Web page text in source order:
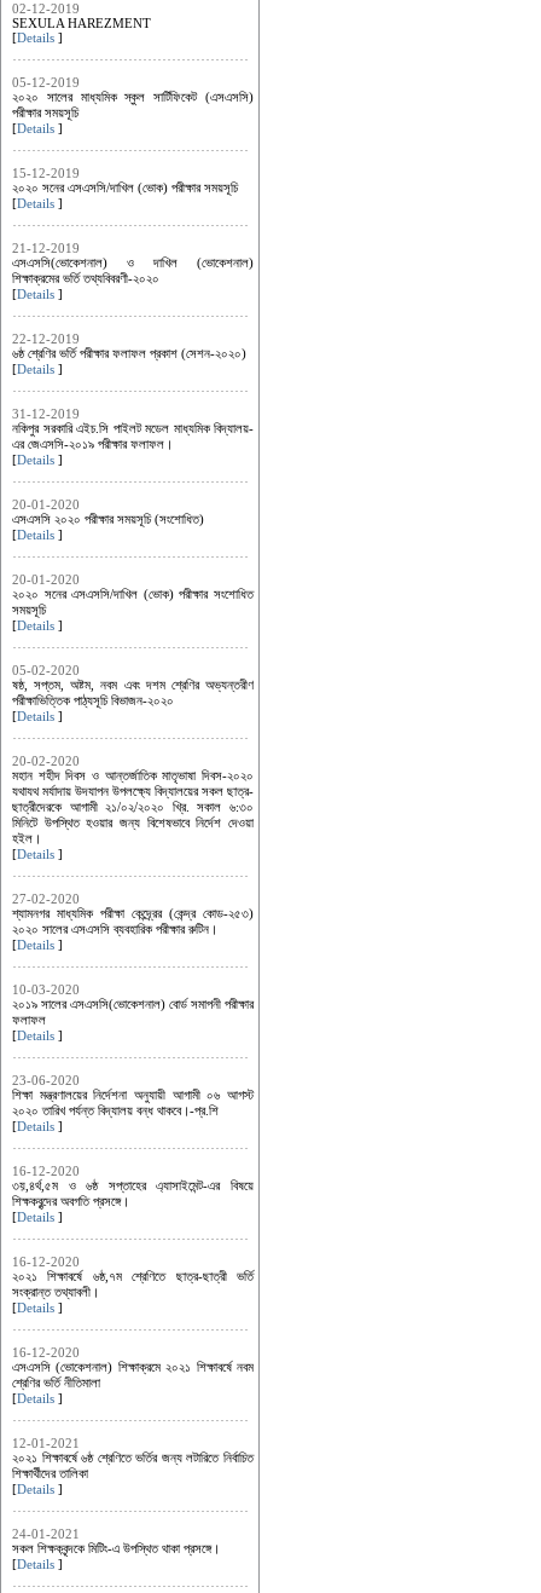
02-12-2019
SEXULA HAREZMENT
[Details ]
05-12-2019
২০২০ সালের মাধ্যমিক স্কুল সার্টিফিকেট (এসএসসি)
পরীক্ষার সময়সূচি
[Details ]
15-12-2019
২০২০ সনের এসএসসি/দাখিল (ভোক) পরীক্ষার সময়সূচি
[Details ]
21-12-2019
এসএসসি(ভোকেশনাল) ও দাখিল (ভোকেশনাল)
শিক্ষাক্রমের ভর্তি তথ্যবিবরণী-২০২০
[Details ]
22-12-2019
৬ষ্ঠ শ্রেণির ভর্তি পরীক্ষার ফলাফল প্রকাশ (সেশন-২০২০)
[Details ]
31-12-2019
নকিপুর সরকারি এইচ.সি পাইলট মডেল মাধ্যমিক বিদ্যালয়-
এর জেএসসি-২০১৯ পরীক্ষার ফলাফল।
[Details ]
20-01-2020
এসএসসি ২০২০ পরীক্ষার সময়সূচি (সংশোধিত)
[Details ]
20-01-2020
২০২০ সনের এসএসসি/দাখিল (ভোক) পরীক্ষার সংশোধিত
সময়সূচি
[Details ]
05-02-2020
ষষ্ঠ, সপ্তম, অষ্টম, নবম এবং দশম শ্রেণির অভ্যন্তরীণ
পরীক্ষাভিত্তিক পাঠ্যসূচি বিভাজন-২০২০
[Details ]
20-02-2020
মহান শহীদ দিবস ও আন্তর্জাতিক মাতৃভাষা দিবস-২০২০
যথাযথ মর্যাদায় উদযাপন উপলক্ষ্যে বিদ্যালয়ের সকল ছাত্র-
ছাত্রীদেরকে আগামী ২১/০২/২০২০ খ্রি. সকাল ৬:৩০
মিনিটে উপস্থিত হওয়ার জন্য বিশেষভাবে নির্দেশ দেওয়া
হইল।
[Details ]
27-02-2020
শ্যামনগর মাধ্যমিক পরীক্ষা কেন্দ্র্রের (কেন্দ্র কোড-২৫৩)
২০২০ সালের এসএসসি ব্যবহারিক পরীক্ষার রুটিন।
[Details ]
10-03-2020
২০১৯ সালের এসএসসি(ভোকেশনাল) বোর্ড সমাপনী পরীক্ষার
ফলাফল
[Details ]
23-06-2020
শিক্ষা মন্ত্রণালয়ের নির্দেশনা অনুযায়ী আগামী ০৬ আগস্ট
২০২০ তারিখ পর্যন্ত বিদ্যালয় বন্ধ থাকবে।-প্র.শি
[Details ]
16-12-2020
৩য়,৪র্থ,৫ম ও ৬ষ্ঠ সপ্তাহের এ্যাসাইমেন্ট-এর বিষয়ে
শিক্ষকবৃন্দের অবগতি প্রসঙ্গে।
[Details ]
16-12-2020
২০২১ শিক্ষাবর্ষে ৬ষ্ঠ,৭ম শ্রেণিতে ছাত্র-ছাত্রী ভর্তি
সংক্রান্ত তথ্যাবলী।
[Details ]
16-12-2020
এসএসসি (ভোকেশনাল) শিক্ষাক্রমে ২০২১ শিক্ষাবর্ষে নবম
শ্রেণির ভর্তি নীতিমালা
[Details ]
12-01-2021
২০২১ শিক্ষাবর্ষে ৬ষ্ঠ শ্রেণিতে ভর্তির জন্য লটারিতে নির্বাচিত
শিক্ষার্থীদের তালিকা
[Details ]
24-01-2021
সকল শিক্ষকবৃন্দকে মিটিং-এ উপস্থিত থাকা প্রসঙ্গে।
[Details ]